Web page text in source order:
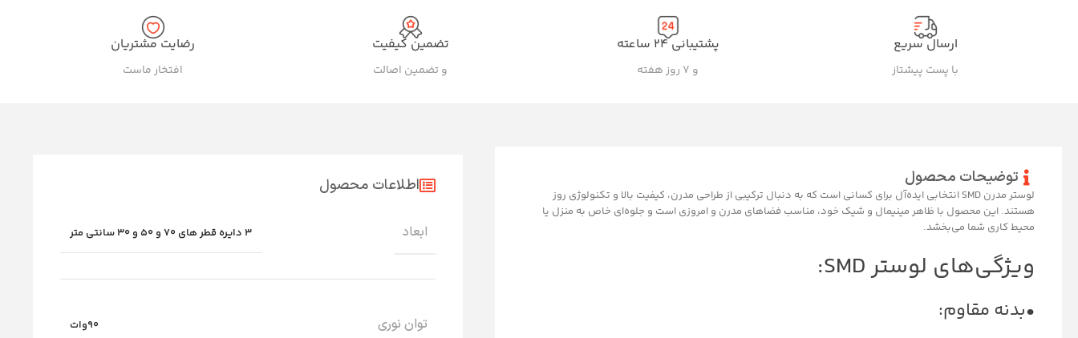
ارسال سریع
با پست پیشتاز
پشتیبانی ۲۴ ساعته
و ۷ روز هفته
تضمین کیفیت
و تضمین اصالت
رضایت مشتریان
افتخار ماست
توضیحات محصول
لوستر مدرن SMD انتخابی ایده‌آل برای کسانی است که به دنبال ترکیبی از طراحی مدرن، کیفیت بالا و تکنولوژی روز
هستند. این محصول با ظاهر مینیمال و شیک خود، مناسب فضاهای مدرن و امروزی است و جلوه‌ای خاص به منزل یا
محیط کاری شما می‌بخشد.
ویژگی‌های لوستر SMD:
•بدنه مقاوم:
اطلاعات محصول
ابعاد 3 دایره قطر های 70 و 50 و 30 سانتی متر
توان نوری 90وات